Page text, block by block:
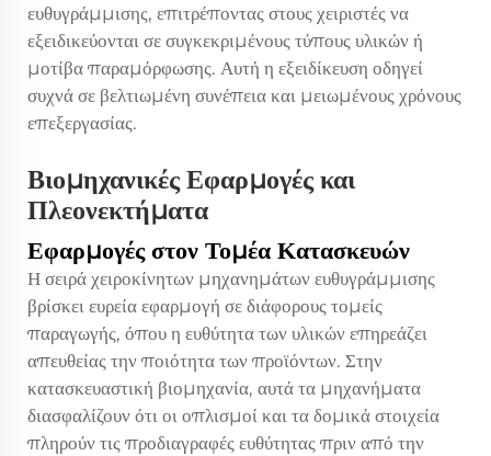
ευθυγράμμισης, επιτρέποντας στους χειριστές να
εξειδικεύονται σε συγκεκριμένους τύπους υλικών ή
μοτίβα παραμόρφωσης. Αυτή η εξειδίκευση οδηγεί
συχνά σε βελτιωμένη συνέπεια και μειωμένους χρόνους
επεξεργασίας.
Βιομηχανικές Εφαρμογές και
Πλεονεκτήματα
Εφαρμογές στον Τομέα Κατασκευών
Η σειρά χειροκίνητων μηχανημάτων ευθυγράμμισης
βρίσκει ευρεία εφαρμογή σε διάφορους τομείς
παραγωγής, όπου η ευθύτητα των υλικών επηρεάζει
απευθείας την ποιότητα των προϊόντων. Στην
κατασκευαστική βιομηχανία, αυτά τα μηχανήματα
διασφαλίζουν ότι οι οπλισμοί και τα δομικά στοιχεία
πληρούν τις προδιαγραφές ευθύτητας πριν από την